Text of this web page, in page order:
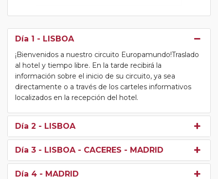
Día 1 - LISBOA
¡Bienvenidos a nuestro circuito Europamundo!Traslado
al hotel y tiempo libre. En la tarde recibirá la
información sobre el inicio de su circuito, ya sea
directamente o a través de los carteles informativos
localizados en la recepción del hotel.
Día 2 - LISBOA
Día 3 - LISBOA - CACERES - MADRID
Día 4 - MADRID